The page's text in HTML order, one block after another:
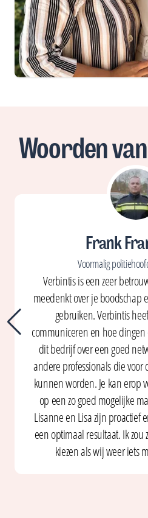
Woorden
Frank
Voormalig
Verbintis is een zeer
meedenkt over je
gebruiken. Verbintis
communiceren en hoe dingen
dit bedrijf over een goed
andere professionals die
kunnen worden. Je kan erop
op een zo goed mogelijke
Lisanne en Lisa zijn proactief
een optimaal resultaat. Ik zou
kiezen als wij weer iets